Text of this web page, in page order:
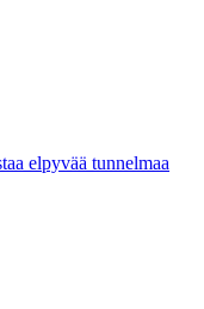
elpyvää tunnelmaa